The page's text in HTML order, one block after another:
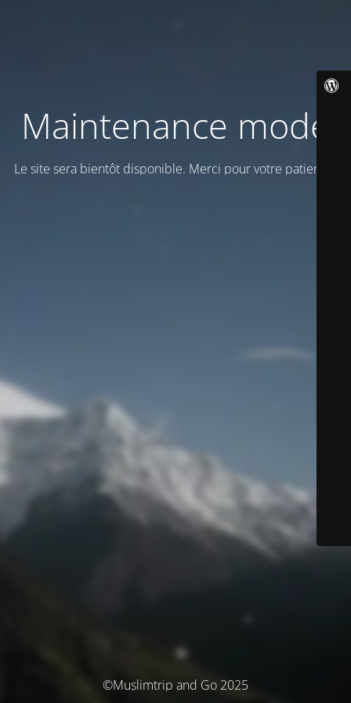
Maintenance mode
Le site sera bientôt disponible. Merci pour votre patience!
©Muslimtrip and Go 2025